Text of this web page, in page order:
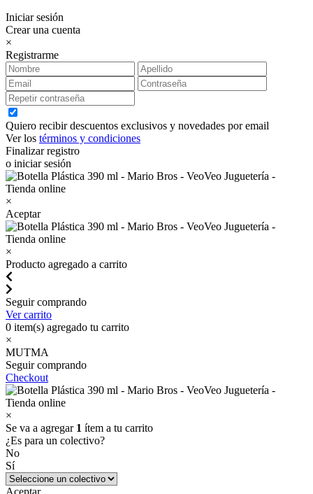
Iniciar sesión
Crear una cuenta
×
Registrarme
Quiero recibir descuentos exclusivos y novedades por email
Ver los términos y condiciones
Finalizar registro
o iniciar sesión
×
Aceptar
×
Producto agregado a carrito
Seguir comprando
Ver carrito
0 item(s) agregado tu carrito
×
MUTMA
Seguir comprando
Checkout
×
Se va a agregar 1 ítem a tu carrito
¿Es para un colectivo?
No
Sí
Aceptar